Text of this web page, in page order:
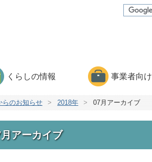
くらしの情報 事業者向け
らのお知らせ > 2018年 > 07月アーカイブ
アーカイブ